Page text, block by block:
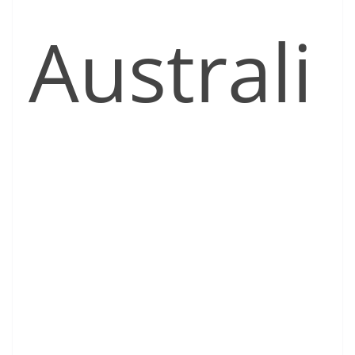
Australi